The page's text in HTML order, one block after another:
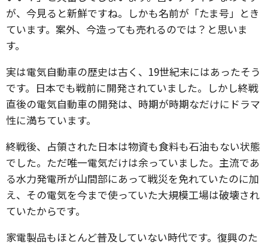
が、今見ると新鮮ですね。しかも名前が「たま号」とき
ています。案外、今造っても売れるのでは？と思いま
す。
実は電気自動車の歴史は古く、19世紀末にはあったそう
です。日本でも戦前に開発されていました。しかし終戦
直後の電気自動車の開発は、時期が時期なだけにドラマ
性に満ちています。
終戦後、占領された日本は物資も食料も石油もない状態
でした。ただ唯一電気だけは余っていました。主流であ
る水力発電所が山間部にあって戦災を免れていたのに加
え、その電気を今まで使っていた大規模工場は破壊され
ていたからです。
家電製品もほとんど普及していない時代です。復興のた